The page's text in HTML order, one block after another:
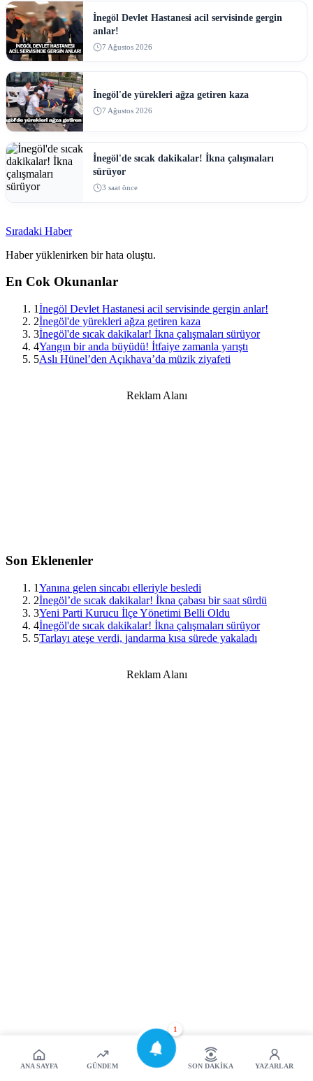
ANA SAYFA GÜNDEM
1
SON DAKIKA YAZARLAR
İnegöl Devlet Hastanesi acil servisinde gergin
anlar!
7 Ağustos 2026
İnegöl'de yürekleri ağza getiren kaza
7 Ağustos 2026
İnegöl'de sıcak dakikalar! İkna çalışmaları
sürüyor
3 saat önce
Sıradaki Haber
Haber yüklenirken bir hata oluştu.
En Cok Okunanlar
1İnegöl Devlet Hastanesi acil servisinde gergin anlar!
2İnegöl'de yürekleri ağza getiren kaza
3İnegöl'de sıcak dakikalar! İkna çalışmaları sürüyor
4Yangın bir anda büyüdü! İtfaiye zamanla yarıştı
5Aslı Hünel’den Açıkhava’da müzik ziyafeti
Reklam Alanı
Son Eklenenler
1Yanına gelen sincabı elleriyle besledi
2İnegöl’de sıcak dakikalar! İkna çabası bir saat sürdü
3Yeni Parti Kurucu İlçe Yönetimi Belli Oldu
4İnegöl'de sıcak dakikalar! İkna çalışmaları sürüyor
5Tarlayı ateşe verdi, jandarma kısa sürede yakaladı
Reklam Alanı